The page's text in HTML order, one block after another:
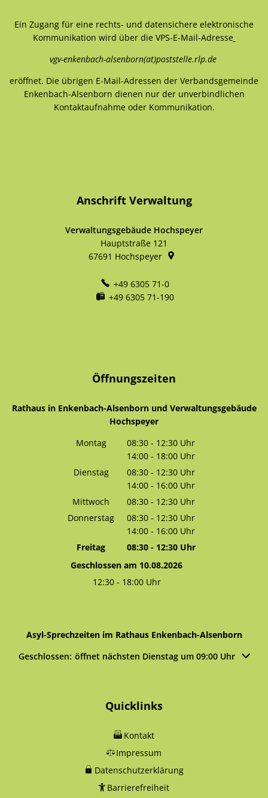
Ein Zugang für eine rechts- und datensichere elektronische
Kommunikation wird über die VPS-E-Mail-Adresse
vgv-enkenbach-alsenborn(at)poststelle.rlp.de
eröffnet. Die übrigen E-Mail-Adressen der Verbandsgemeinde
Enkenbach-Alsenborn dienen nur der unverbindlichen
Kontaktaufnahme oder Kommunikation.
Anschrift Verwaltung
Verwaltungsgebäude Hochspeyer
Hauptstraße 121
67691 Hochspeyer
+49 6305 71-0
+49 6305 71-190
Öffnungszeiten
Rathaus in Enkenbach-Alsenborn und Verwaltungsgebäude
Hochspeyer
Montag
08:30 - 12:30 Uhr
Von 08:30 bis 12:30 Uhr
14:00 - 18:00 Uhr
Von 14:00 bis 18:00 Uhr
Dienstag 08:30 - 12:30 Uhr
Von 08:30 bis 12:30 Uhr
14:00 - 16:00 Uhr
Von 14:00 bis 16:00 Uhr
Mittwoch 08:30 - 12:30 Uhr
Von 08:30 bis 12:30 Uhr
Donnerstag 08:30 - 12:30 Uhr
Von 08:30 bis 12:30 Uhr
14:00 - 16:00 Uhr
Von 14:00 bis 16:00 Uhr
Freitag 08:30- 12:30Uhr
Von 08:30 bis 12:30 Uhr
Geschlossen am 10.08.2026
12:30- 18:00Uhr
Asyl-Sprechzeiten im Rathaus Enkenbach-Alsenborn
Klicken, um weitere Öffnungs- oder Schließzeiten
Geschlossen: öffnet nächsten Dienstag um 09:00 Uhr
Quicklinks
Kontakt
Impressum
Datenschutzerklärung
Barrierefreiheit